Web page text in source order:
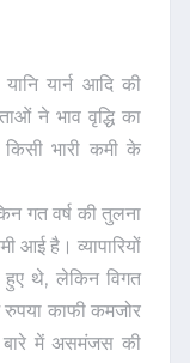
यार्न आदि की
ने भाव वृद्धि का
भारी कमी के
गत वर्ष की तुलना
आई है। व्यापारियों
थे, लेकिन विगत
काफी कमजोर
बारे में असमंजस की